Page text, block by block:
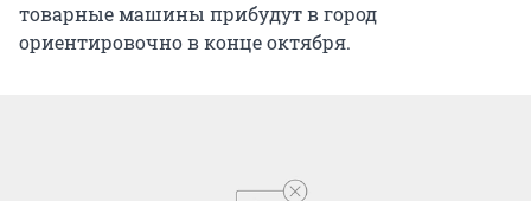
товарные машины прибудут в город
ориентировочно в конце октября.